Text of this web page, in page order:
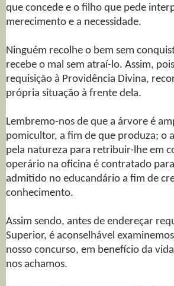
que concede e o filho que pede
merecimento e a necessidade.
Ninguém recolhe o bem sem
recebe o mal sem atraí-lo. Assim,
requisição à Providência Divina,
própria situação à frente dela.
Lembremo-nos de que a árvore é
pomicultor, a fim de que produza; o
pela natureza para retribuir-lhe em
operário na oficina é contratado
admitido no educandário a fim de
conhecimento.
Assim sendo, antes de endereçar
Superior, é aconselhável
nosso concurso, em benefício da
nos achamos.